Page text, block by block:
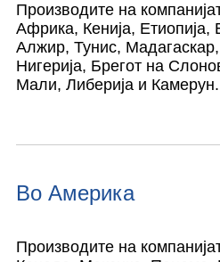
Производите на
Африка, Кенија, Етиопија,
Алжир, Тунис,
Нигерија, Брегот на
Мали, Либерија и Камерун.
Во Америка
Производите на